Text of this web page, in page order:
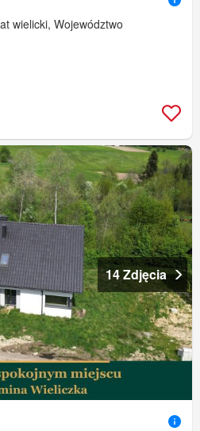
wielicki, Województwo
14 Zdjęcia